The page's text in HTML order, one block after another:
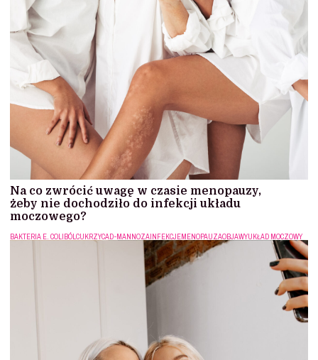
Na co zwrócić uwagę w czasie menopauzy,
żeby nie dochodziło do infekcji układu
moczowego?
BAKTERIA E. COLIBÓLCUKRZYCAD-MANNOZAINFEKCJEMENOPAUZAOBJAWYUKŁAD MOCZOWY